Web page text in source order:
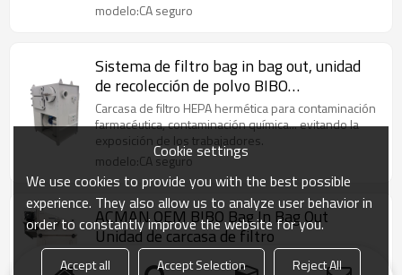
modelo:CA seguro
Sistema de filtro bag in bag out, unidad
de recolección de polvo BIBO
farmacéutica
Carcasa de filtro HEPA hermética para contaminación
farmacéutica, contaminación química... evitando la
exposición de los trabajadores.
modelo:CA seguro
ACMAN OEM BIBO Bag In Bag Out
Unidad de carcasa de filtro
ACMAN podría OEM BIBO Bag In Bag Out Unidad de
Cookie settings
We use cookies to provide you with the best possible
experience. They also allow us to analyze user behavior in
order to constantly improve the website for you.
Accept all Accept Selection Reject All